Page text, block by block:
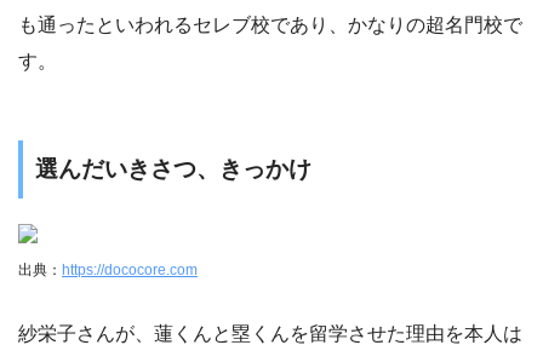
も通ったといわれるセレブ校であり、かなりの超名門校で
す。
選んだいきさつ、きっかけ
出典： https://dococore.com
紗栄子さんが、蓮くんと塁くんを留学させた理由を本人は